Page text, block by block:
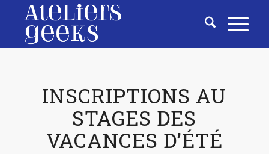
INSCRIPTIONS AU
STAGES DES
VACANCES D’ÉTÉ